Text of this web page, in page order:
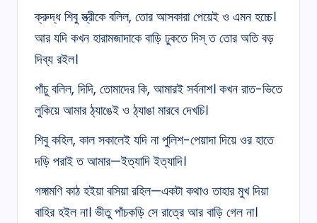
ক্রুদ্ধ শিবু স্ত্রীকে বলিল, তোর আসকারা পেয়েই ও এমন হচ্চে।
আর যদি কখন হারামজাদাকে বাড়ি ঢুকতে দিস্‌ ত তোর অতি বড়
দিব্য রইল।
পাঁচু বলিল, দিদি, তোমাদের কি, আমারই সর্বনাশ। কখন রাত-ভিতে
লুকিয়ে আমার ঠ্যাঙেই ও ঠ্যাঙা মারবে দেখচি।
শিবু কহিল, কাল সকালেই যদি না পুলিশ-পেয়াদা দিয়ে ওর হাতে
দড়ি পরাই ত আমার—ইত্যাদি ইত্যাদি।
গঙ্গামণি কাঠ হইয়া বসিয়া রহিল—একটা কথাও তাহার মুখ দিয়া
বাহির হইল না। ভীতু পাঁচকড়ি সে রাত্রে আর বাড়ি গেল না।